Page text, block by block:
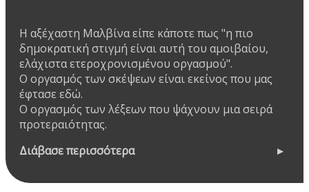
Η αξέχαστη Μαλβίνα είπε κάποτε πως "η πιο
δημοκρατική στιγμή είναι αυτή του αμοιβαίου,
ελάχιστα ετεροχρονισμένου οργασμού".
Ο οργασμός των σκέψεων είναι εκείνος που μας
έφτασε εδώ.
Ο οργασμός των λέξεων που ψάχνουν μια σειρά
προτεραιότητας.
Διάβασε περισσότερα